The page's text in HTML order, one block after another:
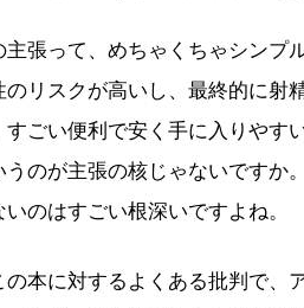
張って、めちゃくちゃシンプ
リスクが高いし、最終的に射
ごい便利で安く手に入りやす
のが主張の核じゃないですか
のはすごい根深いですよね。
本に対するよくある批判で、